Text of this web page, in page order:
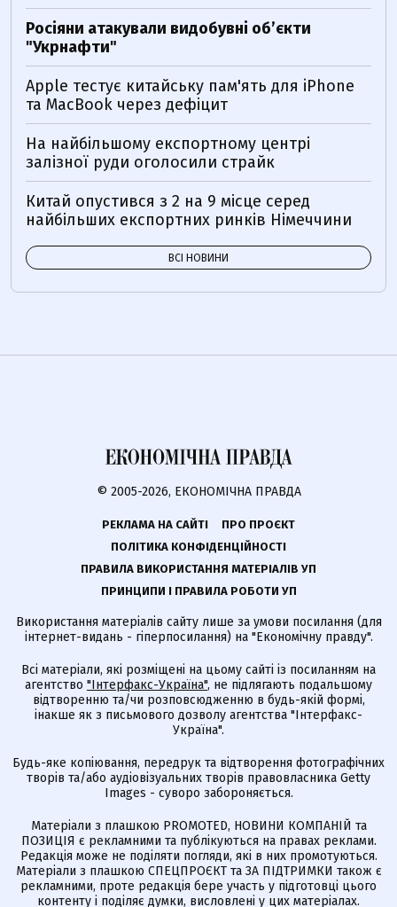
Росіяни атакували видобувні обʼєкти
"Укрнафти"
Apple тестує китайську пам'ять для iPhone
та MacBook через дефіцит
На найбільшому експортному центрі
залізної руди оголосили страйк
Китай опустився з 2 на 9 місце серед
найбільших експортних ринків Німеччини
ВСІ НОВИНИ
© 2005-2026, ЕКОНОМІЧНА ПРАВДА
РЕКЛАМА НА САЙТІ
ПРО ПРОЄКТ
ПОЛІТИКА КОНФІДЕНЦІЙНОСТІ
ПРАВИЛА ВИКОРИСТАННЯ МАТЕРІАЛІВ УП
ПРИНЦИПИ І ПРАВИЛА РОБОТИ УП
Використання матеріалів сайту лише за умови посилання (для
інтернет-видань - гіперпосилання) на "Економічну правду".
Всі матеріали, які розміщені на цьому сайті із посиланням на
агентство "Інтерфакс-Україна", не підлягають подальшому
відтворенню та/чи розповсюдженню в будь-якій формі,
інакше як з письмового дозволу агентства "Інтерфакс-
Україна".
Будь-яке копіювання, передрук та відтворення фотографічних
творів та/або аудіовізуальних творів правовласника Getty
Images - суворо забороняється.
Матеріали з плашкою PROMOTED, НОВИНИ КОМПАНІЙ та
ПОЗИЦІЯ є рекламними та публікуються на правах реклами.
Редакція може не поділяти погляди, які в них промотуються.
Матеріали з плашкою СПЕЦПРОЄКТ та ЗА ПІДТРИМКИ також є
рекламними, проте редакція бере участь у підготовці цього
контенту і поділяє думки, висловлені у цих матеріалах.